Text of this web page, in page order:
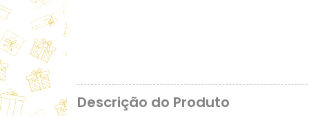
Descrição do Produto